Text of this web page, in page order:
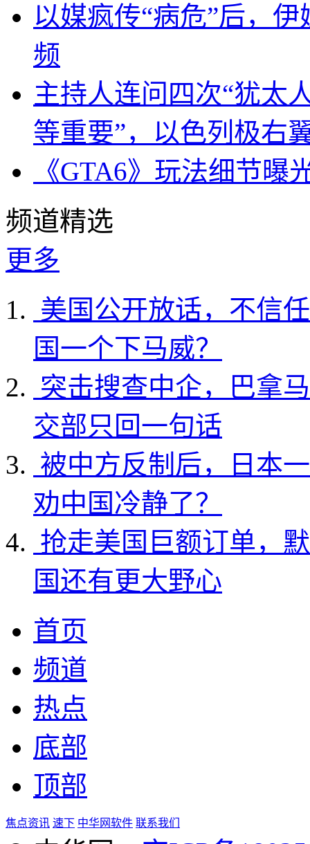
以媒疯传“病危”后，
频
主持人连问四次“犹太
等重要”，以色列极右
《GTA6》玩法细节
频道精选
更多
美国公开放话，不信
国一个下马威？
突击搜查中企，巴拿
交部只回一句话
被中方反制后，日本
劝中国冷静了？
抢走美国巨额订单，
国还有更大野心
首页
频道
热点
底部
顶部
焦点资讯 速下 中华网软件 联系我们